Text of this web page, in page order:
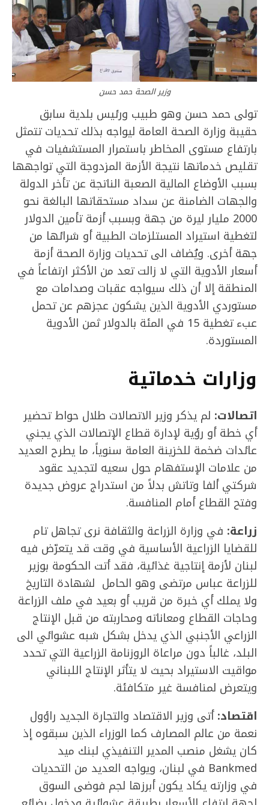
وزير الصحة حمد حسن
تولى حمد حسن وهو طبيب ورئيس بلدية سابق
حقيبة وزارة الصحة العامة ليواجه بذلك تحديات تتمثل
بارتفاع مستوى المخاطر باستمرار المستشفيات في
تقليص خدماتها نتيجة الأزمة المزدوجة التي تواجهها
بسبب الأوضاع المالية الصعبة الناتجة عن تأخر الدولة
والجهات الضامنة عن سداد مستحقاتها البالغة نحو
2000 مليار ليرة من جهة وبسبب أزمة تأمين الدولار
لتغطية استيراد المستلزمات الطبية أو شرائها من
جهة أخرى. ويُضاف الى تحديات وزارة الصحة أزمة
أسعار الأدوية التي لا زالت تعد من الأكثر ارتفاعاً في
المنطقة إلا أن ذلك سيواجه عقبات وصدامات مع
مستوردي الأدوية الذين يشكون عجزهم عن تحمل
عبء تغطية 15 في المئة بالدولار ثمن الأدوية
المستوردة.
وزارات خدماتية
اتصالات: لم يذكر وزير الاتصالات طلال حواط تحضير
أي خطة أو رؤية لإدارة قطاع الإتصالات الذي يجني
عائدات ضخمة للخزينة العامة سنوياً، ما يطرح العديد
من علامات الإستفهام حول سعيه لتجديد عقود
شركتي ألفا وتاتش بدلاً من استدراج عروض جديدة
وفتح القطاع أمام المنافسة.
زراعة: في وزارة الزراعة والثقافة نرى تجاهل تام
للقضايا الزراعية الأساسية في وقت قد يتعرّض فيه
لبنان لأزمة إنتاجية غذائية، فقد أتت الحكومة بوزير
للزراعة عباس مرتضى وهو الحامل لشهادة التاريخ
ولا يملك أي خبرة من قريب أو بعيد في ملف الزراعة
وحاجات القطاع ومعاناته ومحاربته من قبل الإنتاج
الزراعي الأجنبي الذي يدخل بشكل شبه عشوائي الى
البلد، غالباً دون مراعاة الروزنامة الزراعية التي تحدد
مواقيت الاستيراد بحيث لا يتأثر الإنتاج اللبناني
ويتعرض لمنافسة غير متكافئة.
اقتصاد:أتى وزير الاقتصاد والتجارة الجديد راؤول
نعمة من عالم المصارف كما الوزراء الذين سبقوه إذ
كان يشغل منصب المدير التنفيذي لبنك ميد
Bankmed في لبنان، ويواجه العديد من التحديات
في وزارته يكاد يكون أبرزها لجم فوضى السوق